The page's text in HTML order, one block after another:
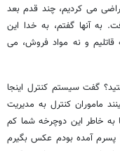
می کردیم، چند قدم بعد
به آنها گفتم، به خدا این
قاتلیم و نه مواد فروش، می
گفت سیستم کنترل اینجا
ماموران کنترل به مدیریت
از حقوق ما به خاطر این دوچرخه شما کم
آمده بودم عکس بگیرم